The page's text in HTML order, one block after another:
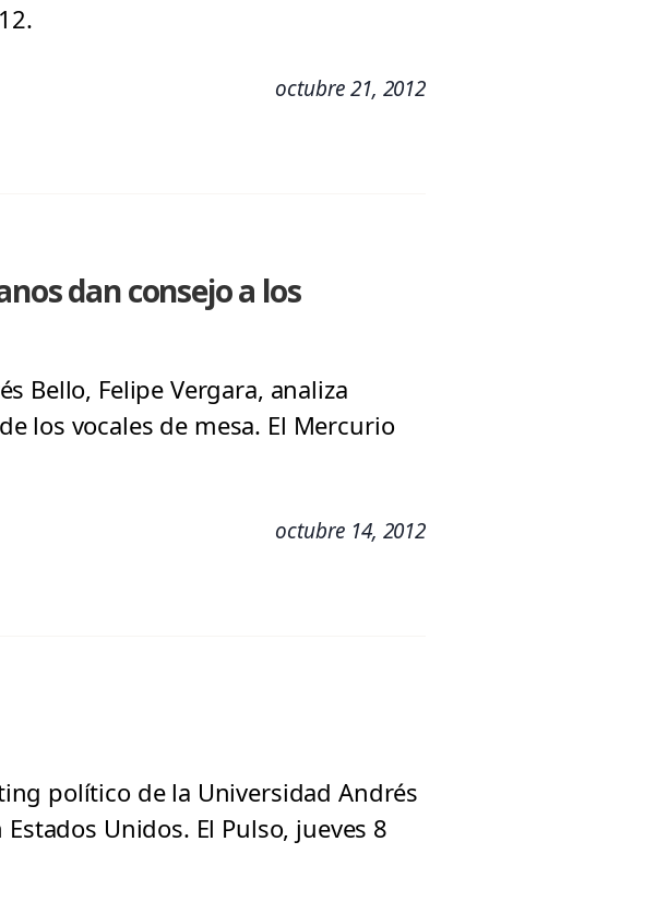
octubre 21, 2012
dan consejo a los
Bello, Felipe Vergara, analiza
los vocales de mesa. El Mercurio
octubre 14, 2012
político de la Universidad Andrés
Unidos. El Pulso, jueves 8